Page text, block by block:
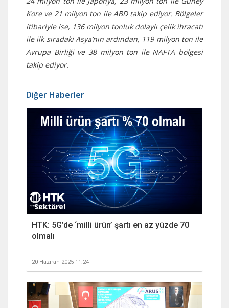
Kore ve 21 milyon ton ile ABD takip ediyor. Bölgeler
itibariyle ise, 136 milyon tonluk dolaylı çelik ihracatı
ile ilk sıradaki Asya’nın ardından, 119 milyon ton ile
Avrupa Birliği ve 38 milyon ton ile NAFTA bölgesi
takip ediyor.
Diğer Haberler
Sektörel
HTK: 5G’de ‘milli ürün’ şartı en az yüzde 70
olmalı
20 Haziran 2025 11:24